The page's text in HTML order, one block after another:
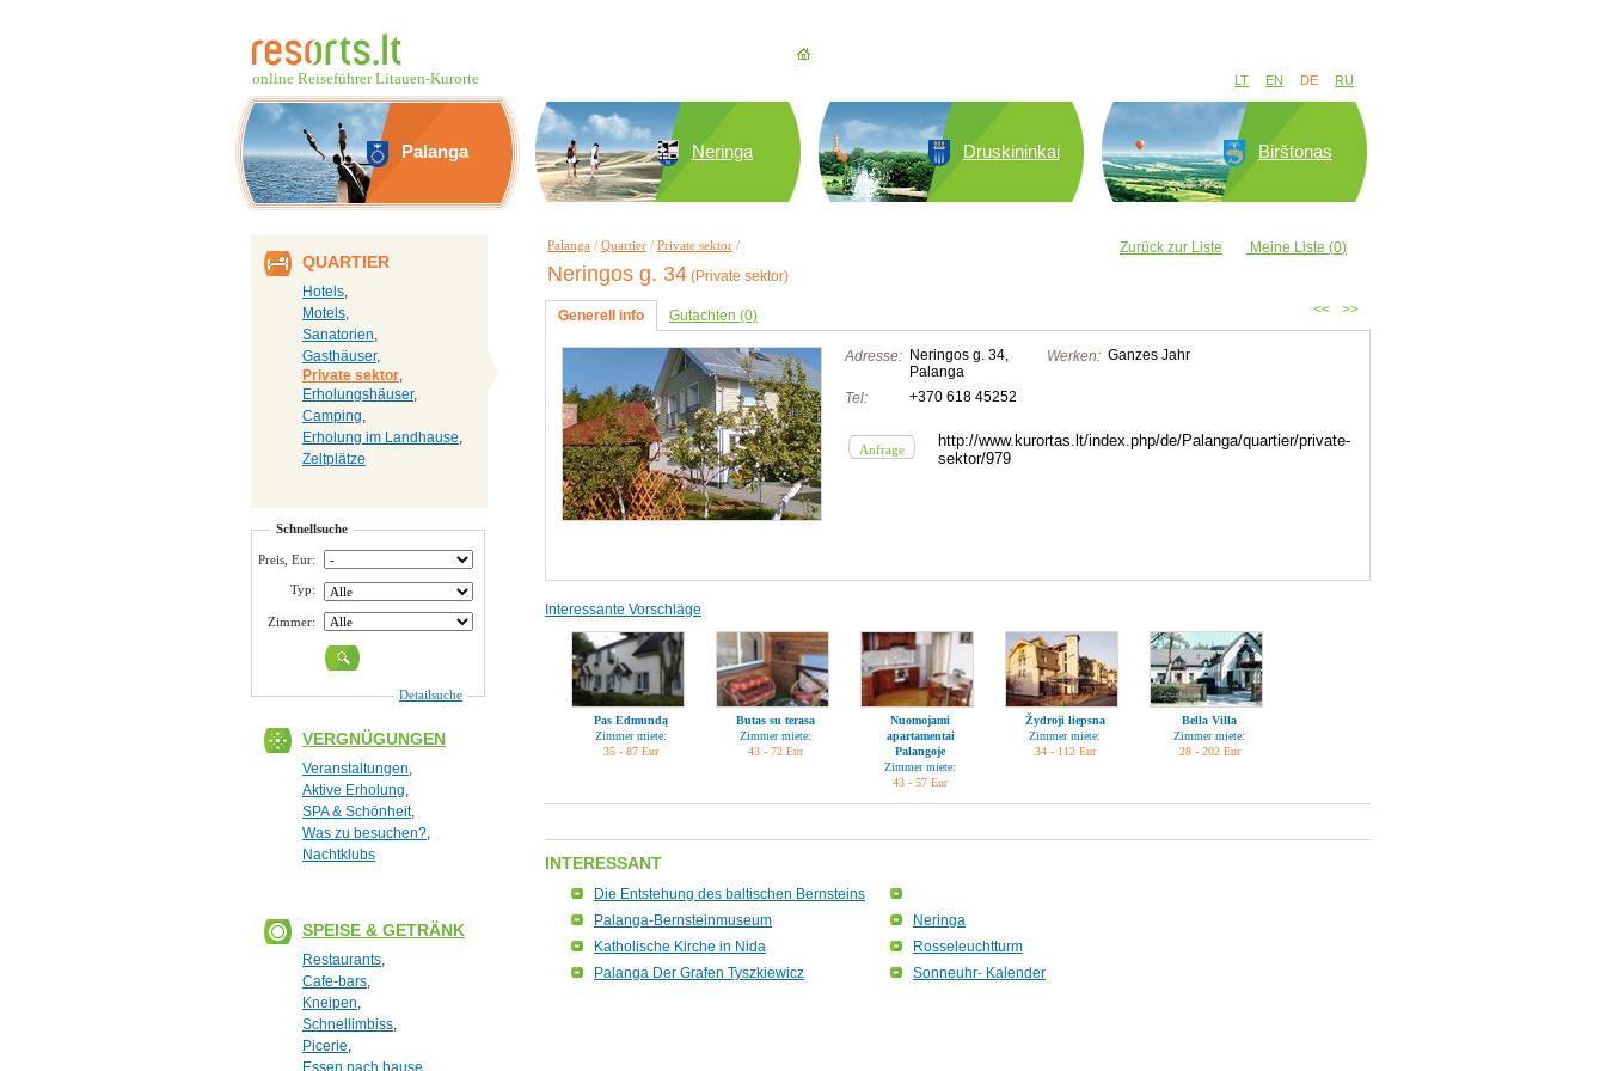
online Reiseführer Litauen-Kurorte LT EN DE RU
Palanga Neringa Druskininkai Birštonas
QUARTIER
Hotels,
Motels,
Sanatorien,
Gasthäuser,
Private sektor,
Erholungshäuser,
Camping,
Erholung im Landhause,
Zeltplätze
Schnellsuche
Preis, Eur:
Typ:
Zimmer:
Detailsuche
VERGNÜGUNGEN
Veranstaltungen,
Aktive Erholung,
SPA & Schönheit,
Was zu besuchen?,
Nachtklubs
SPEISE & GETRÄNK
Restaurants,
Cafe-bars,
Kneipen,
Schnellimbiss,
Picerie,
Essen nach hause
Palanga / Quartier / Private sektor / Zurück zur Liste Meine Liste (0)
Neringos g. 34 (Private sektor)
Generell info Gutachten (0) << >>
Adresse: Neringos g. 34,
Palanga
Tel:
+370 618 45252
Werken: Ganzes Jahr
Anfrage
http://www.kurortas.lt/index.php/de/Palanga/quartier/private-
sektor/979
Interessante Vorschläge
Pas Edmundą
Zimmer miete:
35 - 87 Eur
Butas su terasa
Zimmer miete:
43 - 72 Eur
Nuomojami
apartamentai
Palangoje
Zimmer miete:
43 - 57 Eur
Žydroji liepsna
Zimmer miete:
34 - 112 Eur
Bella Villa
Zimmer miete:
28 - 202 Eur
INTERESSANT
Die Entstehung des baltischen Bernsteins
Palanga-Bernsteinmuseum
Neringa
Katholische Kirche in Nida
Rosseleuchtturm
Palanga Der Grafen Tyszkiewicz
Sonneuhr- Kalender